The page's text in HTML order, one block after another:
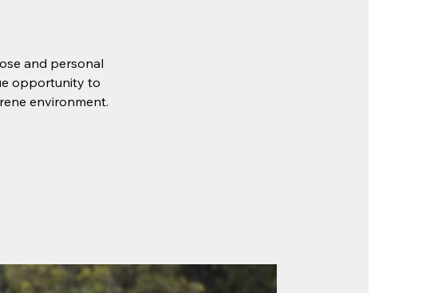
and personal
opportunity to
environment.